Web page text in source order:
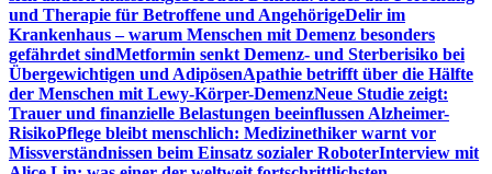
und Therapie für Betroffene und AngehörigeDelir im
Krankenhaus – warum Menschen mit Demenz besonders
gefährdet sindMetformin senkt Demenz- und Sterberisiko bei
Übergewichtigen und AdipösenApathie betrifft über die Hälfte
der Menschen mit Lewy-Körper-DemenzNeue Studie zeigt:
Trauer und finanzielle Belastungen beeinflussen Alzheimer-
RisikoPflege bleibt menschlich: Medizinethiker warnt vor
Missverständnissen beim Einsatz sozialer RoboterInterview mit